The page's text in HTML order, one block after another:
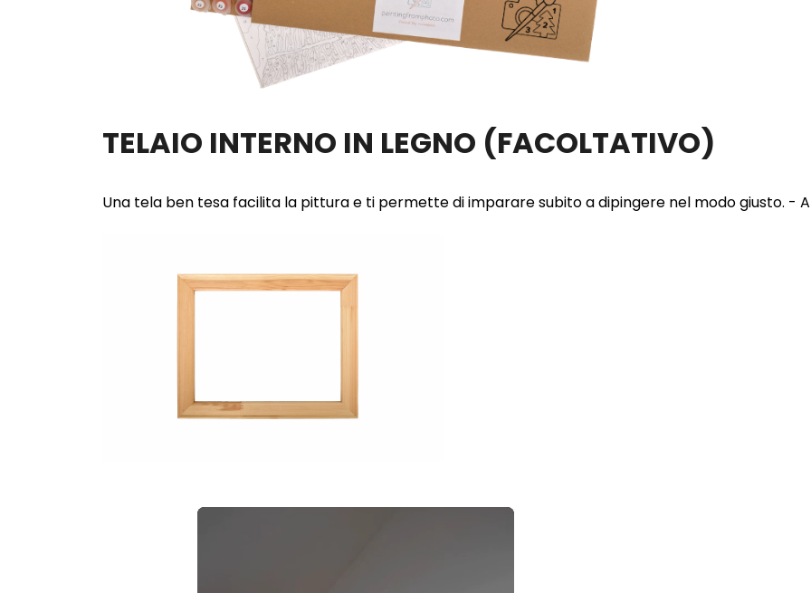
TELAIO INTERNO IN LEGNO (FACOLTATIVO)
Una tela ben tesa facilita la pittura e ti permette di imparare subito a dipingere nel modo giusto.